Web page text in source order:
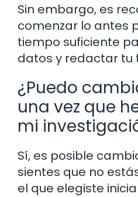
Sin embargo, es
comenzar lo antes
tiempo suficiente
datos y redactar tu
¿Puedo
una vez que
mi
Sí, es posible
sientes que no
el que elegiste